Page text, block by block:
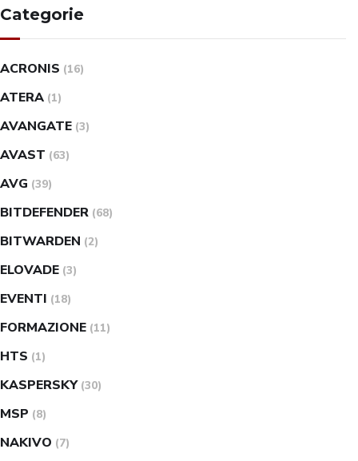
Categorie
ACRONIS (16)
ATERA (1)
AVANGATE (3)
AVAST (63)
AVG (39)
BITDEFENDER (68)
BITWARDEN (2)
ELOVADE (3)
EVENTI (18)
FORMAZIONE (11)
HTS (1)
KASPERSKY (30)
MSP (8)
NAKIVO (7)